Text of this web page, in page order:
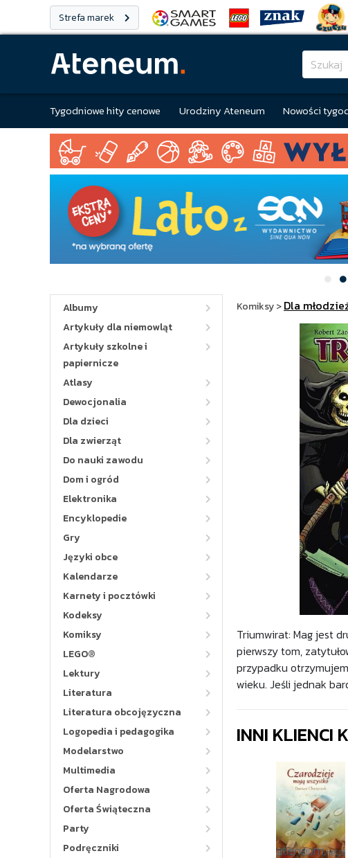
Strefa marek
Tygodniowe hity cenowe Urodziny Ateneum Nowości
Albumy
Artykuły dla niemowląt
Artykuły szkolne i
papiernicze
Atlasy
Dewocjonalia
Dla dzieci
Dla zwierząt
Do nauki zawodu
Dom i ogród
Elektronika
Encyklopedie
Gry
Języki obce
Kalendarze
Karnety i pocztówki
Kodeksy
Komiksy
LEGO®
Lektury
Literatura
Literatura obcojęzyczna
Logopedia i pedagogika
Modelarstwo
Multimedia
Oferta Nagrodowa
Oferta Świąteczna
Party
Podręczniki
Komiksy>Dla
Triumwirat: Mag jest
pierwszy tom,
przypadku
wieku. Jeśli jednak
INNI KLIENCI